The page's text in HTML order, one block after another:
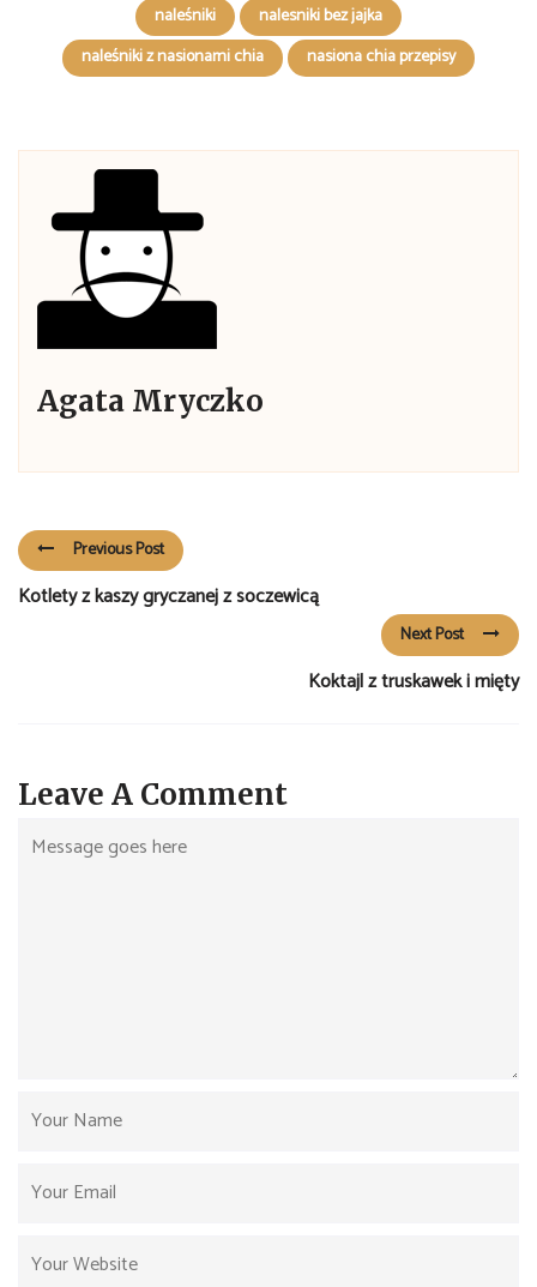
naleśniki
nalesniki bez jajka
naleśniki z nasionami chia
nasiona chia przepisy
Agata Mryczko
Previous Post
Kotlety z kaszy gryczanej z soczewicą
Next Post
Koktajl z truskawek i mięty
Leave A Comment